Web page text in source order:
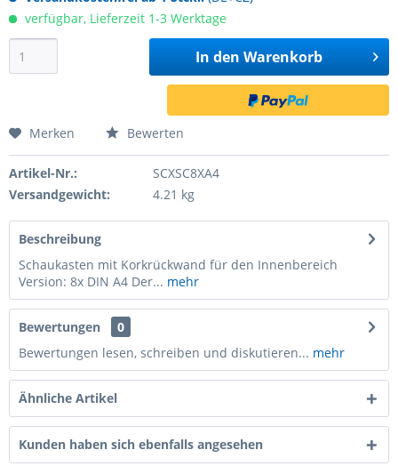
verfügbar, Lieferzeit 1-3 Werktage
In den Warenkorb
Merken Bewerten
Artikel-Nr.:
SCXSC8XA4
Versandgewicht:
4.21 kg
Beschreibung
Schaukasten mit Korkrückwand für den Innenbereich
Version: 8x DIN A4 Der... mehr
Bewertungen
0
Bewertungen lesen, schreiben und diskutieren... mehr
Ähnliche Artikel
Kunden haben sich ebenfalls angesehen